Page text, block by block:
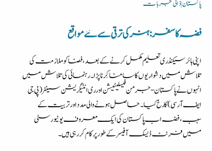
پاکستان | ذاتی تجربات
فضہ کا سفر: ہنر کی ترقی سے نئے مواقع
اپنی ہائر سیکنڈری تعلیم مکمل کرنے کے بعد، فضا کو ملازمت کی
تلاش میں دشواریوں کا سامنا کِرنا پڑا۔ رہنمائی کی تلاش میں
انہوں نے پاکستان-جرمن فیسلیٹیشن اور ری انٹیگریشن سینٹر (پی جی
ایف آر سی) کا رخ کیا۔ حاصل ہونے والی مدد اور تربیت کے
سبب، فضہ اب پاکستان کی ایک معروف یونیورسٹی
میں فرنٹ ڈیسک آفیسر کے طور پر کام کر رہی ہیں۔